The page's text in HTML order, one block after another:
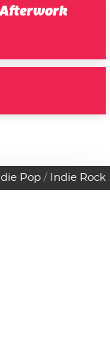
Afterwork
Pop Indie Rock